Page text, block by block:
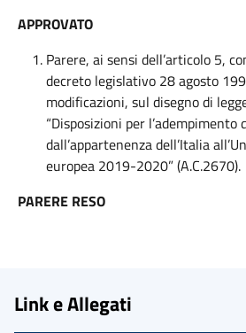
APPROVATO
Parere, ai sensi dell’articolo 5,
decreto legislativo 28 agosto
modificazioni, sul disegno di
“Disposizioni per
dall’appartenenza dell’Italia
europea 2019-2020” (A.C.2670).
PARERE RESO
Link e Allegati